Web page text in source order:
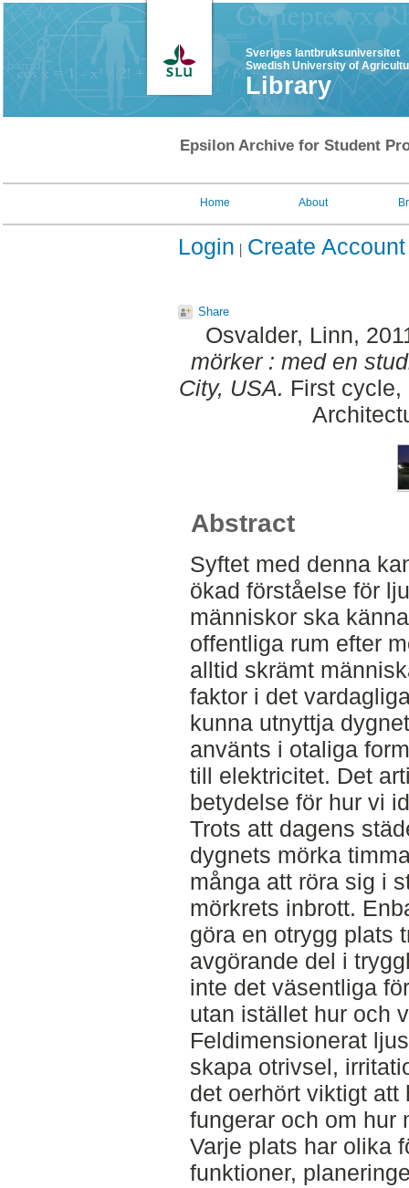
Sveriges lantbruksuniversitet
Swedish University of
Library
Epsilon Archive for Student
Home About
Login Create Account
Share
Osvalder, Linn,
mörker : med en
City, USA. First cycle,
Abstract
Syftet med denna
ökad förståelse för
människor ska
offentliga rum efter
alltid skrämt
faktor i det
kunna utnyttja
använts i otaliga
till elektricitet. Det
betydelse för hur vi
Trots att dagens
dygnets mörka
många att röra sig i
mörkrets inbrott.
göra en otrygg plats
avgörande del i
inte det väsentliga
utan istället hur och
Feldimensionerat
skapa otrivsel,
det oerhört viktigt
fungerar och om hur
Varje plats har olika
funktioner,